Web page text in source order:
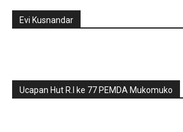
Evi Kusnandar
Ucapan Hut R.I ke 77 PEMDA Mukomuko